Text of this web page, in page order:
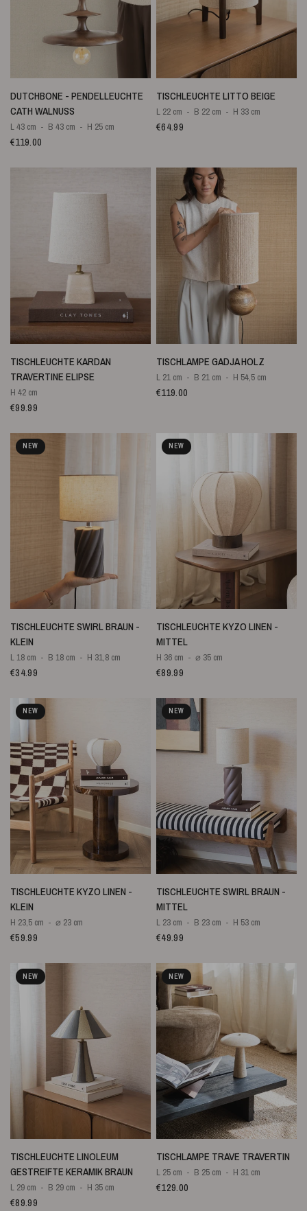
SCHNELLANSICHT
DUTCHBONE - PENDELLEUCHTE
CATH WALNUSS
L 43 cm B 43 cm H 25 cm
€119.00
SCHNELLANSICHT
TISCHLEUCHTE LITTO BEIGE
L 22 cm B 22 cm H 33 cm
€64.99
SCHNELLANSICHT
TISCHLEUCHTE KARDAN
TRAVERTINE ELIPSE
H 42 cm
€99.99
SCHNELLANSICHT
TISCHLAMPE GADJA HOLZ
L 21 cm B 21 cm H 54,5 cm
€119.00
NEW
SCHNELLANSICHT
TISCHLEUCHTE SWIRL BRAUN -
KLEIN
L 18 cm B 18 cm H 31,8 cm
€34.99
NEW
SCHNELLANSICHT
TISCHLEUCHTE KYZO LINEN -
MITTEL
H 36 cm ⌀ 35 cm
€89.99
NEW
SCHNELLANSICHT
TISCHLEUCHTE KYZO LINEN -
KLEIN
H 23,5 cm ⌀ 23 cm
€59.99
NEW
SCHNELLANSICHT
TISCHLEUCHTE SWIRL BRAUN -
MITTEL
L 23 cm B 23 cm H 53 cm
€49.99
NEW
SCHNELLANSICHT
TISCHLEUCHTE LINOLEUM
GESTREIFTE KERAMIK BRAUN
L 29 cm B 29 cm H 35 cm
€89.99
NEW
SCHNELLANSICHT
TISCHLAMPE TRAVE TRAVERTIN
L 25 cm B 25 cm H 31 cm
€129.00